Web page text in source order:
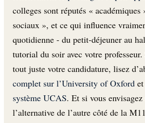
colleges sont réputés « académiques
sociaux », et ce qui influence
quotidienne - du petit-déjeuner au
tutorial du soir avec votre
tout juste votre candidature, lisez
complet sur l’University of Oxford
système UCAS. Et si vous envisagez
l’alternative de l’autre côté de la